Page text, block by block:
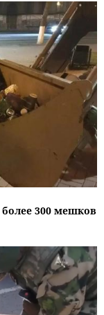
300 мешков